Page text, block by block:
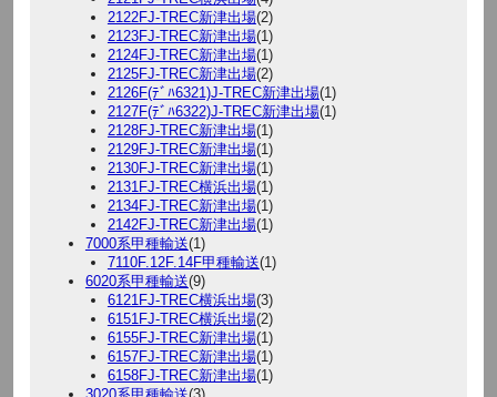
2122FJ-TREC新津出場(2)
2123FJ-TREC新津出場(1)
2124FJ-TREC新津出場(1)
2125FJ-TREC新津出場(2)
2126F(ﾃﾞﾊ6321)J-TREC新津出場(1)
2127F(ﾃﾞﾊ6322)J-TREC新津出場(1)
2128FJ-TREC新津出場(1)
2129FJ-TREC新津出場(1)
2130FJ-TREC新津出場(1)
2131FJ-TREC横浜出場(1)
2134FJ-TREC新津出場(1)
2142FJ-TREC新津出場(1)
7000系甲種輸送(1)
7110F.12F.14F甲種輸送(1)
6020系甲種輸送(9)
6121FJ-TREC横浜出場(3)
6151FJ-TREC横浜出場(2)
6155FJ-TREC新津出場(1)
6157FJ-TREC新津出場(1)
6158FJ-TREC新津出場(1)